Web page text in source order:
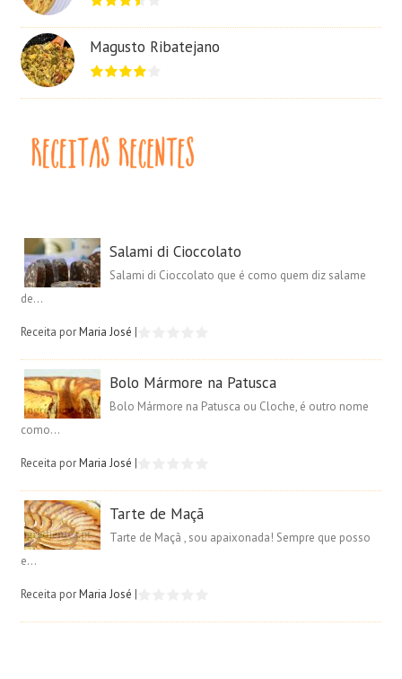
Magusto Ribatejano
Salami di Cioccolato
Salami di Cioccolato que é como quem diz salame
de...
Receita porMaria José |
Bolo Mármore na Patusca
Bolo Mármore na Patusca ou Cloche, é outro nome
como...
Receita porMaria José |
Tarte de Maçã
Tarte de Maçã , sou apaixonada! Sempre que posso
e...
Receita porMaria José |